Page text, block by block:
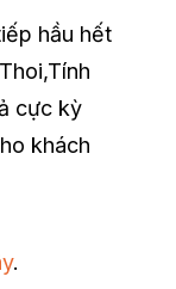
hầu hết
cực kỳ
khách
.